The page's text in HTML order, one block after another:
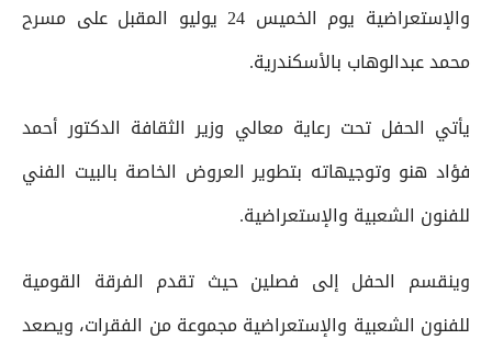
والإستعراضية يوم الخميس 24 يوليو المقبل على مسرح
محمد عبدالوهاب بالأسكندرية.
يأتي الحفل تحت رعاية معالي وزير الثقافة الدكتور أحمد
فؤاد هنو وتوجيهاته بتطوير العروض الخاصة بالبيت الفني
للفنون الشعبية والإستعراضية.
وينقسم الحفل إلى فصلين حيث تقدم الفرقة القومية
للفنون الشعبية والإستعراضية مجموعة من الفقرات، ويصعد